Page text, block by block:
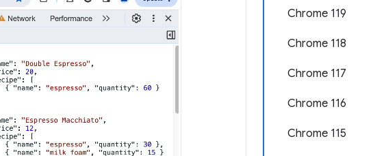
Chrome 119
Chrome 118
Chrome 117
Chrome 116
Chrome 115